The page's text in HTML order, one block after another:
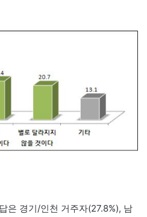
은 경기/인천 거주자(27.8%), 남